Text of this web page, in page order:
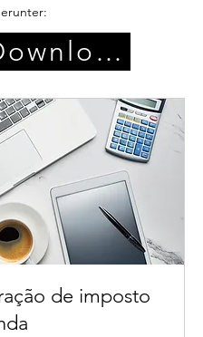
Download
de imposto